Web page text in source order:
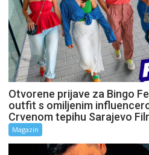
Otvorene prijave za Bingo
outfit s omiljenim
Crvenom tepihu Sarajevo
Magazin